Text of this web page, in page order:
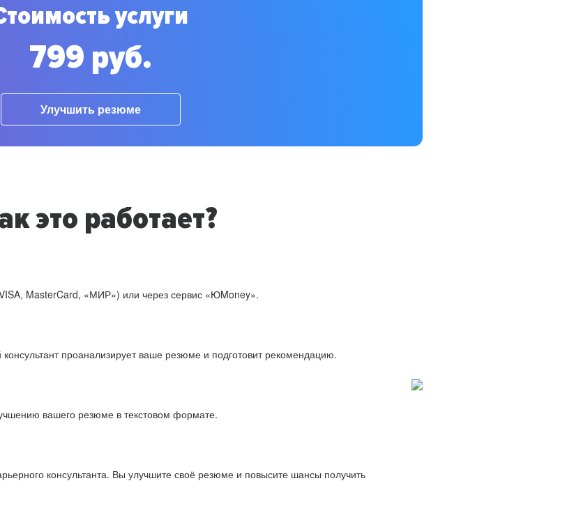
услуги
799 руб.
Улучшить резюме
это работает?
MasterCard, «МИР») или через сервис «ЮMoney».
проанализирует ваше резюме и подготовит рекомендацию.
вашего резюме в текстовом формате.
консультанта. Вы улучшите своё резюме и повысите шансы получить